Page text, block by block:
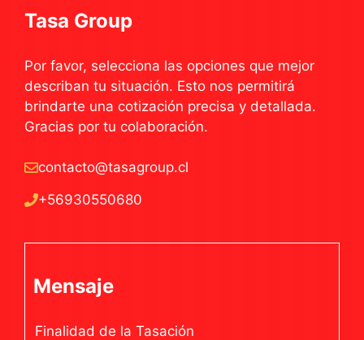
Tasa Group
Por favor, selecciona las opciones que mejor
describan tu situación. Esto nos permitirá
brindarte una cotización precisa y detallada.
Gracias por tu colaboración.
contacto@tasagroup.cl
+56930550680
Mensaje
Finalidad de la Tasación